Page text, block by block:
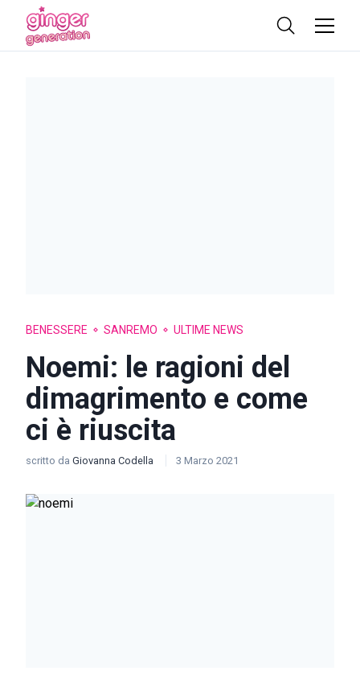
BENESSERE SANREMO ULTIME NEWS
Noemi: le ragioni del
dimagrimento e come
ci è riuscita
scritto da Giovanna Codella 3 Marzo 2021